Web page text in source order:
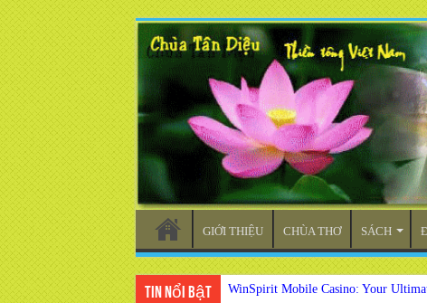
GIỚI THIỆU CHÙA THƠ SÁCH
Tin nổi bật WinSpirit Mobile Casino: Your